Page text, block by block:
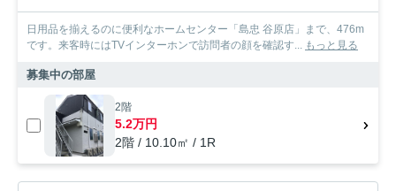
日用品を揃えるのに便利なホームセンター「島忠 谷原店」まで、476m
です。来客時にはTVインターホンで訪問者の顔を確認す... もっと見る
募集中の部屋
2階
5.2万円
2階 / 10.10㎡ / 1R